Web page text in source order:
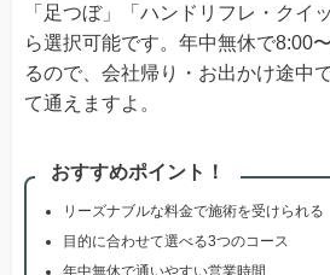
「足つぼ」「ハンドリフレ・クイ
ら選択可能です。年中無休で8:00
るので、会社帰り・お出かけ途中
て通えますよ。
おすすめポイント！
リーズナブルな料金で施術を受けられる
目的に合わせて選べる3つのコース
年中無休で通いやすい営業時間